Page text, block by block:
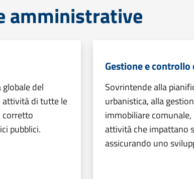
amministrative
del
attività di tutte le
corretto
pubblici.
Gestione e
Sovrintende alla
urbanistica, alla
immobiliare
attività che impattano
assicurando uno